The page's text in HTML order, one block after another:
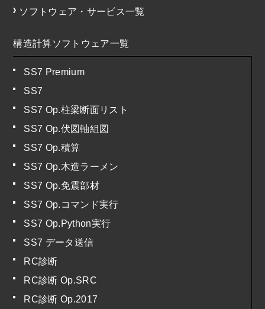
ソフトウェア・サービス一覧
構造計算ソフトウェア一覧
SS7 Premium
SS7
SS7 Op.柱梁断面リスト
SS7 Op.伏図軸組図
SS7 Op.積算
SS7 Op.木造ラーメン
SS7 Op.免震部材
SS7 Op.コマンド実行
SS7 Op.Python実行
SS7 データ送信
RC診断
RC診断 Op.SRC
RC診断 Op.2017